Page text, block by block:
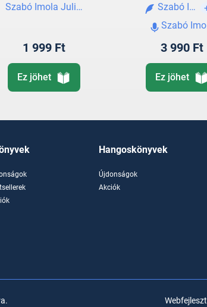
Szabó Imola Julianna
1 999 Ft
Ez jöhet
Szabó
Szabó
3 990 Ft
Ez jöhet
Hangoskönyvek
Újdonságok
Akciók